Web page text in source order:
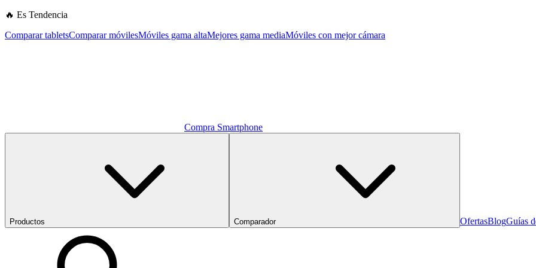
🔥 Es Tendencia
Comparar tabletsComparar móvilesMóviles gama altaMejores gama mediaMóviles con mejor cámara
Compra Smartphone
Productos Comparador OfertasBlogGuías